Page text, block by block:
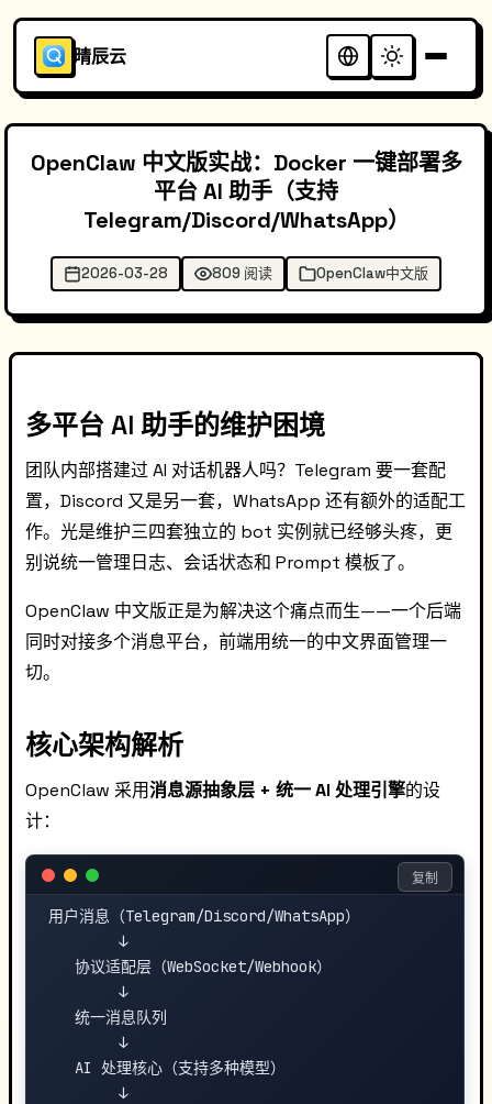
晴辰云
OpenClaw 中文版实战：Docker 一键部署多
平台 AI 助手（支持
Telegram/Discord/WhatsApp）
2026-03-28 809 阅读 OpenClaw中文版
多平台 AI 助手的维护困境
团队内部搭建过 AI 对话机器人吗？Telegram 要一套配
置，Discord 又是另一套，WhatsApp 还有额外的适配工
作。光是维护三四套独立的 bot 实例就已经够头疼，更
别说统一管理日志、会话状态和 Prompt 模板了。
OpenClaw 中文版正是为解决这个痛点而生——一个后端
同时对接多个消息平台，前端用统一的中文界面管理一
切。
核心架构解析
OpenClaw 采用消息源抽象层 + 统一 AI 处理引擎的设
计：
用户消息（Telegram/Discord/WhatsApp）
        ↓
   协议适配层（WebSocket/Webhook）
        ↓
   统一消息队列
        ↓
   AI 处理核心（支持多种模型）
        ↓
复制